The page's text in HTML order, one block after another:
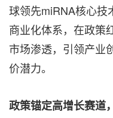
球领先miRNA核心技
商业化体系，在政策
市场渗透，引领产业
价潜力。
政策锚定高增长赛道